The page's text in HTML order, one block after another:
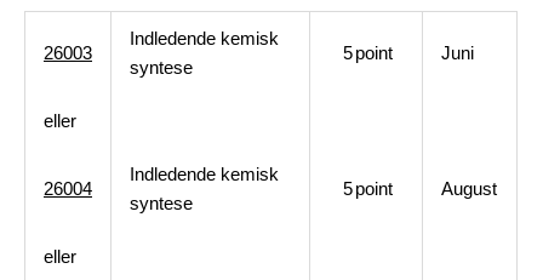
26003
Indledende kemisk
syntese
5point Juni
eller
26004
Indledende kemisk
syntese
5point August
eller